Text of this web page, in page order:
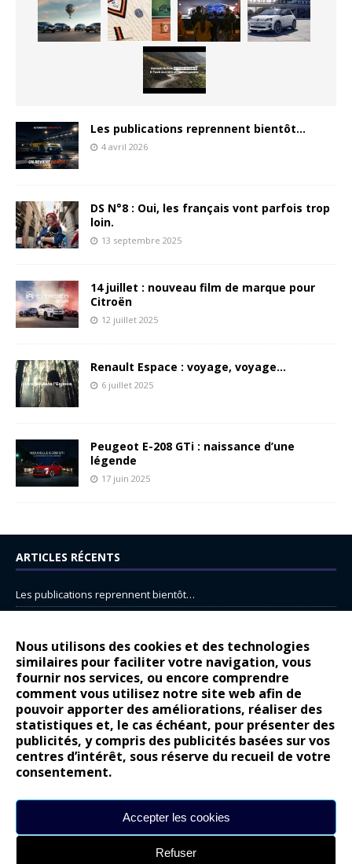
Nous utilisons des cookies et des technologies
similaires pour faciliter votre navigation, vous
fournir nos services, ou encore comprendre
comment vous utilisez notre site web afin de
pouvoir apporter des améliorations, réaliser des
statistiques et, le cas échéant, pour présenter des
publicités, y compris des publicités basées sur vos
centres d’intérêt, sous réserve du recueil de votre
consentement.
Accepter les cookies
Refuser
Les publications reprennent bientôt…
4 avril 2026
DS N°8 : Oui, les français vont parfois trop
loin.
13 septembre 2025
14 juillet : nouveau film de marque pour
Citroën
12 juillet 2025
Renault Espace : voyage, voyage…
6 juillet 2025
Peugeot E-208 GTi : naissance d’une
légende
17 juin 2025
ARTICLES RÉCENTS
Les publications reprennent bientôt…
14 juillet : nouveau film de marque pour Citroën
Renault Espace : voyage, voyage…
Peugeot E-208 GTi : naissance d’une légende
COMMENTAIRES RÉCENTS
Bernard DardartdansDacia Sandero : pour les gens vrais
Alpine A290 : L’irrésistible attraction de la légèreté
leroydansLancia Ypsilon : naturellement envoûtante ?